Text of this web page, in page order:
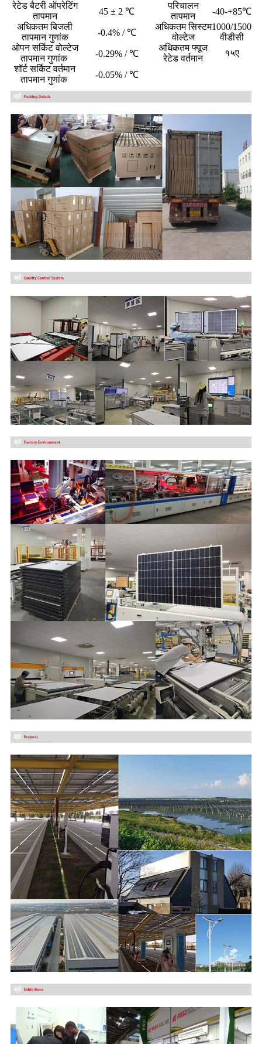
रेटेड बैटरी ऑपरेटिंग
तापमान
45 ± 2 ℃
परिचालन
तापमान
-40-+85℃
अधिकतम बिजली
तापमान गुणांक
-0.4% / ℃
अधिकतम सिस्टम
वोल्टेज
1000/1500
वीडीसी
ओपन सर्किट वोल्टेज
तापमान गुणांक
-0.29% / ℃
अधिकतम फ्यूज
रेटेड वर्तमान
१५ए
शॉर्ट सर्किट वर्तमान
तापमान गुणांक
-0.05% / ℃